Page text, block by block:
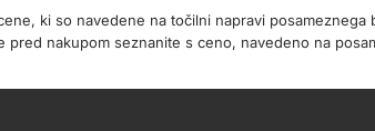
ki so navedene na točilni napravi
nakupom seznanite s ceno, navedeno na